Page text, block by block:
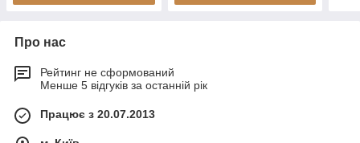
Про нас
Рейтинг не сформований
Менше 5 відгуків за останній рік
Працює з 20.07.2013